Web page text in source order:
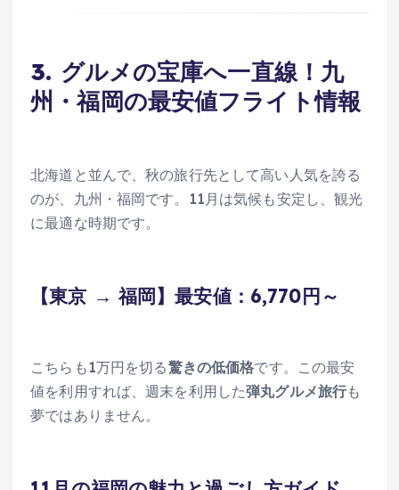
3. グルメの宝庫へ一直線！九
州・福岡の最安値フライト情報
北海道と並んで、秋の旅行先として高い人気を誇る
のが、九州・福岡です。11月は気候も安定し、観光
に最適な時期です。
【東京 → 福岡】最安値：6,770円～
こちらも1万円を切る驚きの低価格です。この最安
値を利用すれば、週末を利用した弾丸グルメ旅行も
夢ではありません。